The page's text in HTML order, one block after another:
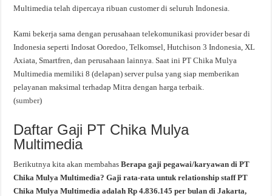
Multimedia telah dipercaya ribuan customer di seluruh Indonesia.
Kami bekerja sama dengan perusahaan telekomunikasi provider besar di
Indonesia seperti Indosat Ooredoo, Telkomsel, Hutchison 3 Indonesia, XL
Axiata, Smartfren, dan perusahaan lainnya. Saat ini PT Chika Mulya
Multimedia memiliki 8 (delapan) server pulsa yang siap memberikan
pelayanan maksimal terhadap Mitra dengan harga terbaik.
(sumber)
Daftar Gaji PT Chika Mulya
Multimedia
Berikutnya kita akan membahasBerapa gaji pegawai/karyawan di PT
Chika Mulya Multimedia? Gaji rata-rata untuk relationship staff PT
Chika Mulya Multimedia adalah Rp 4.836.145 per bulan di Jakarta,